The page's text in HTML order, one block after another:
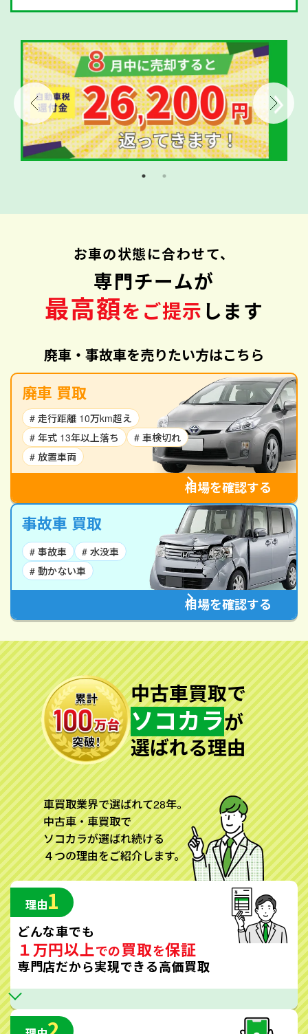
お車の状態に合わせて、
専門チームが
最高額をご提示 します
廃車・事故車を売りたい方はこちら
廃車 買取
# 走行距離 10万km超え
# 年式 13年以上落ち
# 車検切れ
# 放置車両
相場を確認する
事故車 買取
# 事故車
# 水没車
# 動かない車
相場を確認する
中古車買取で
ソコカラが
選ばれる理由
車買取業界で選ばれて28年。
中古車・車買取で
ソコカラが選ばれ続ける
４つの理由をご紹介します。
理由1
どんな車でも
１万円以上での買取を保証
専門店だから実現できる高価買取